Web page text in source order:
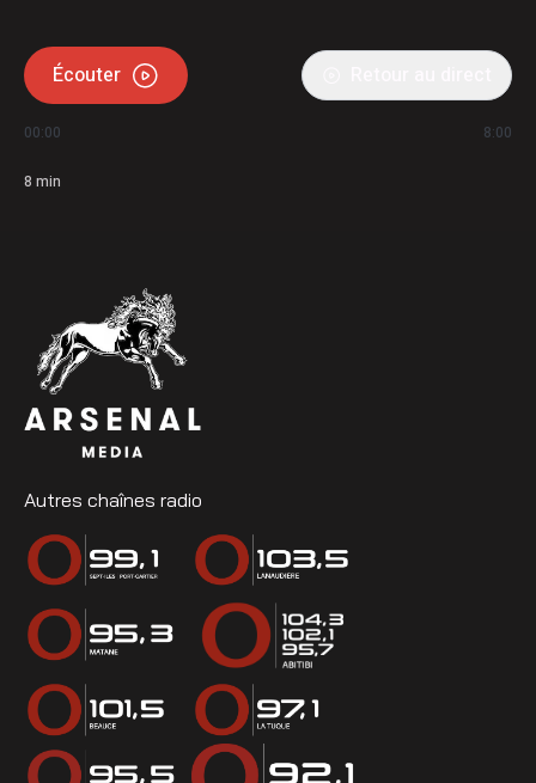
Écouter
00:00 8:00
8 min
Autres chaînes radio